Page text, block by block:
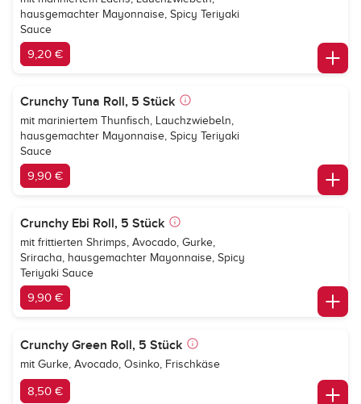
hausgemachter Mayonnaise, Spicy Teriyaki
Sauce
9,20 €
Crunchy Tuna Roll, 5 Stück
mit mariniertem Thunfisch, Lauchzwiebeln,
hausgemachter Mayonnaise, Spicy Teriyaki
Sauce
9,90 €
Crunchy Ebi Roll, 5 Stück
mit frittierten Shrimps, Avocado, Gurke,
Sriracha, hausgemachter Mayonnaise, Spicy
Teriyaki Sauce
9,90 €
Crunchy Green Roll, 5 Stück
mit Gurke, Avocado, Osinko, Frischkäse
8,50 €